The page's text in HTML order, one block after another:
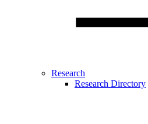
Research
Research Directory